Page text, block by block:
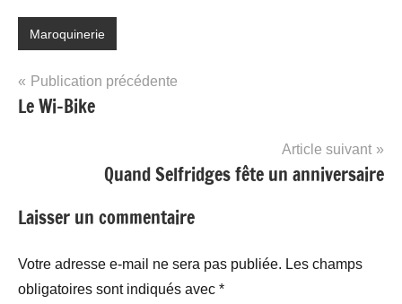
Maroquinerie
Navigation
de
Publication précédente
Le Wi-Bike
Article suivant
Quand Selfridges fête un anniversaire
Laisser un commentaire
Votre adresse e-mail ne sera pas publiée. Les champs
obligatoires sont indiqués avec *